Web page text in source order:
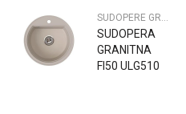
SUDOPERE GRANITNE
SUDOPERA
GRANITNA
FI50 ULG510